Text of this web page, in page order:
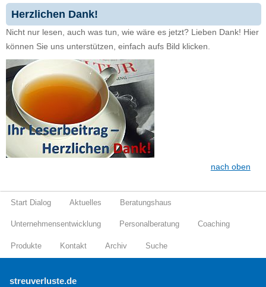
Herzlichen Dank!
Nicht nur lesen, auch was tun, wie wäre es jetzt? Lieben Dank! Hier
können Sie uns unterstützen, einfach aufs Bild klicken.
nach oben
Start Dialog Aktuelles Beratungshaus
Unternehmensentwicklung Personalberatung Coaching
Produkte Kontakt Archiv Suche
streuverluste.de